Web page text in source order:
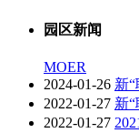
园区新闻
MOER
2024-01-26 新
2022-01-27 新
2022-01-27